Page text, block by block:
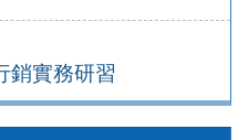
銷實務研習